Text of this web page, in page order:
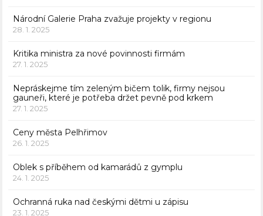
Národní Galerie Praha zvažuje projekty v regionu
28. 1. 2025
Kritika ministra za nové povinnosti firmám
27. 1. 2025
Nepráskejme tím zeleným bičem tolik, firmy nejsou
gauneři, které je potřeba držet pevně pod krkem
27. 1. 2025
Ceny města Pelhřimov
26. 1. 2025
Oblek s příběhem od kamarádů z gymplu
24. 1. 2025
Ochranná ruka nad českými dětmi u zápisu
23. 1. 2025